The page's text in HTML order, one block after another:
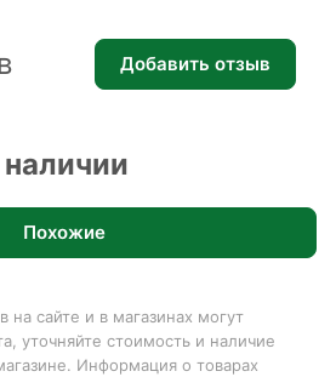
Добавить отзыв
Похожие
на сайте и в магазинах могут
уточняйте стоимость и наличие
Информация о товарах